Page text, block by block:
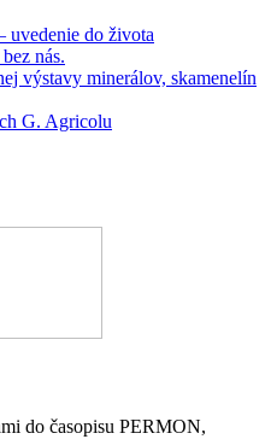
do života
nás.
výstavy minerálov, skamenelín
G. Agricolu
do časopisu PERMON,